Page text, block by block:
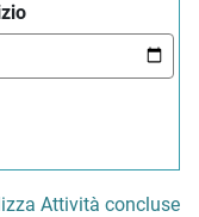
Attività concluse